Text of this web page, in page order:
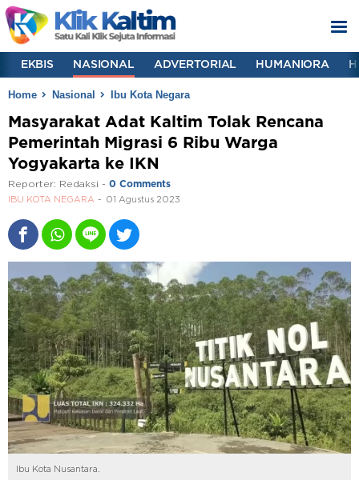
EKBIS NASIONAL ADVERTORIAL HUMANIORA
Home Nasional Ibu Kota Negara
Masyarakat Adat Kaltim Tolak Rencana
Pemerintah Migrasi 6 Ribu Warga
Yogyakarta ke IKN
Reporter: Redaksi - 0 Comments
IBU KOTA NEGARA 01 Agustus 2023
Ibu Kota Nusantara.